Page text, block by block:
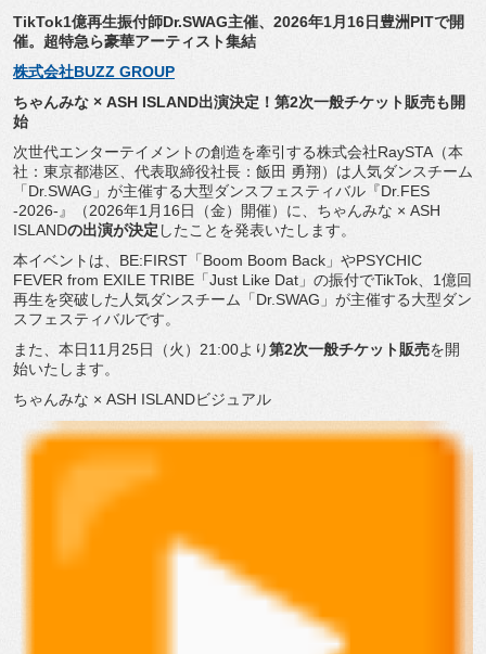
TikTok1億再生振付師Dr.SWAG主催、 2026年1月16日豊洲PITで開
催。 超特急ら豪華アーティスト集結
株式会社BUZZ GROUP
ちゃんみな × ASH ISLAND出演決定！第2次一般チケット販売も開
始
次世代エンターテイメントの創造を牽引する株式会社RaySTA （本
社：東京都港区、代表取締役社長：飯田 勇翔）は人気ダンスチーム
「Dr.SWAG」 が主催する大型ダンスフェスティバル『Dr.FES
-2026-』（2026年1月16日（金）開催）に、 ちゃんみな × ASH
ISLANDの出演が決定 したことを発表いたします。
本イベントは、BE:FIRST「Boom Boom Back」やPSYCHIC
FEVER from EXILE TRIBE「Just Like Dat」の振付でTikTok、 1億回
再生を突破した人気ダンスチーム「Dr.SWAG」 が主催する大型ダン
スフェスティバルです。
また、本日11月25日（火）21:00より第2次一般チケット 販売を開
始いたします。
ちゃんみな × ASH ISLANDビジュアル